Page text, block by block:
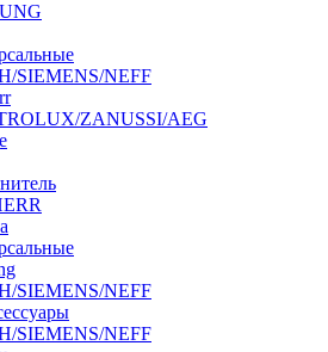
SIEMENS/NEFF
ZANUSSI/AEG
SIEMENS/NEFF
SIEMENS/NEFF